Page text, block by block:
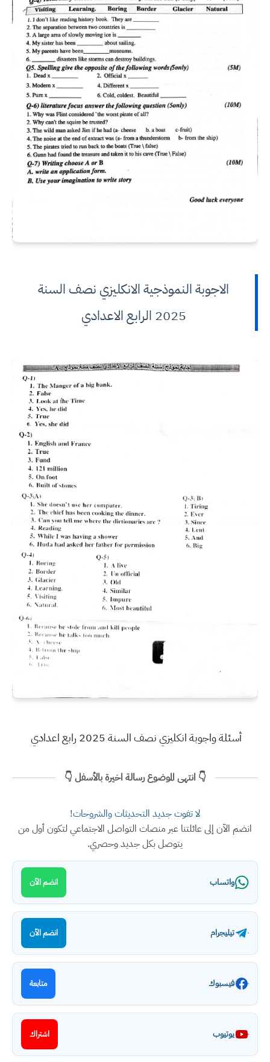
الاجوبة النموذجية الانكليزي نصف السنة
2025 الرابع الاعدادي
أسئلة واجوبة انكليزي نصف السنة 2025 رابع اعدادي
👇 انتهى الموضوع رسالة اخيرة بالأسفل 👇
لا تفوت جديد التحديثات والشروحات!
انضم الآن إلى عائلتنا عبر منصات التواصل الاجتماعي لتكون أول من
يتوصل بكل جديد وحصري.
واتساب انضم الآن
تيليجرام انضم الآن
فيسبوك متابعة
يوتيوب اشتراك